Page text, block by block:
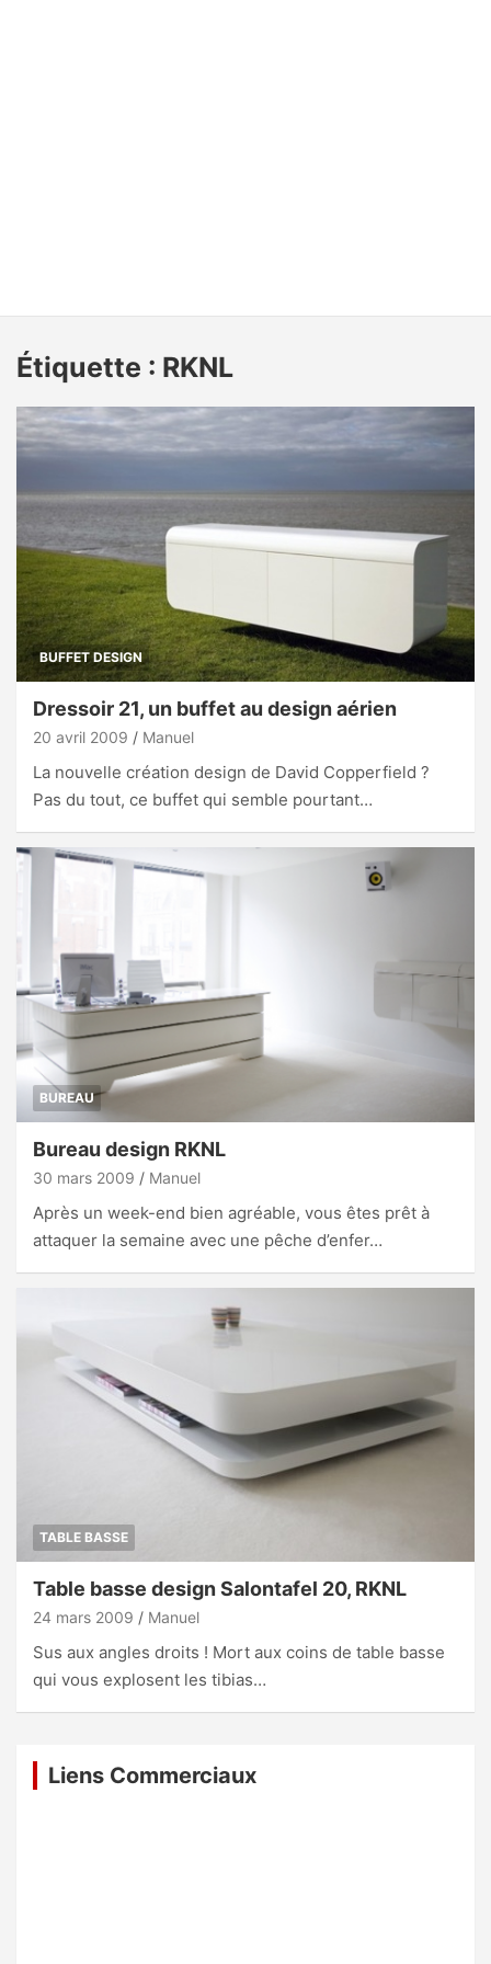
Étiquette : RKNL
BUFFET DESIGN
Dressoir 21, un buffet au design aérien
20 avril 2009 Manuel
La nouvelle création design de David Copperfield ?
Pas du tout, ce buffet qui semble pourtant…
BUREAU
Bureau design RKNL
30 mars 2009 Manuel
Après un week-end bien agréable, vous êtes prêt à
attaquer la semaine avec une pêche d’enfer…
TABLE BASSE
Table basse design Salontafel 20, RKNL
24 mars 2009 Manuel
Sus aux angles droits ! Mort aux coins de table basse
qui vous explosent les tibias…
Liens Commerciaux